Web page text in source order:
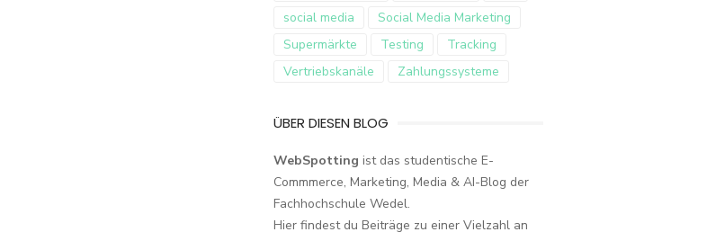
social media
Social Media Marketing
Supermärkte
Testing
Tracking
Vertriebskanäle
Zahlungssysteme
ÜBER DIESEN BLOG
WebSpotting ist das studentische E-
Commmerce, Marketing, Media & AI-Blog der
Fachhochschule Wedel.
Hier findest du Beiträge zu einer Vielzahl an